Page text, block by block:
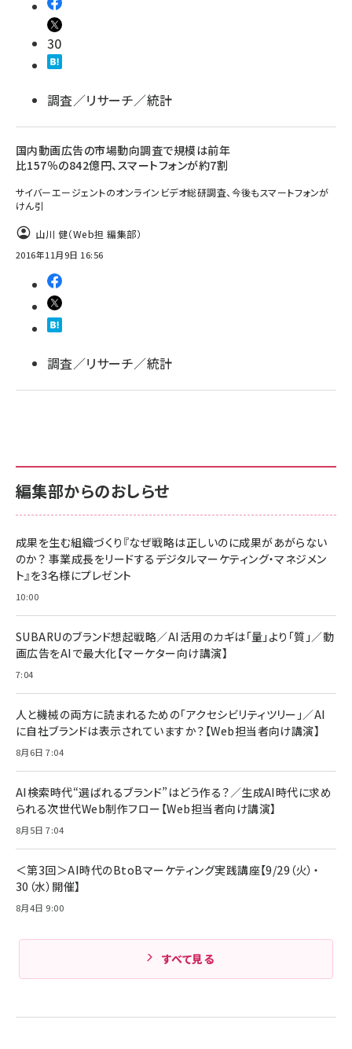
30
調査／リサーチ／統計
国内動画広告の市場動向調査で規模は前年
比157％の842億円、スマートフォンが約7割
サイバーエージェントのオンラインビデオ総研調査、今後もスマートフォンが
けん引
山川 健（Web担 編集部）
2016年11月9日 16:56
調査／リサーチ／統計
編集部からのおしらせ
成果を生む組織づくり『なぜ戦略は正しいのに成果があがらない
のか？ 事業成長をリードするデジタルマーケティング・マネジメン
ト』を3名様にプレゼント
10:00
SUBARUのブランド想起戦略／AI活用のカギは「量」より「質」／動
画広告をAIで最大化【マーケター向け講演】
7:04
人と機械の両方に読まれるための「アクセシビリティツリー」／AI
に自社ブランドは表示されていますか？【Web担当者向け講演】
8月6日 7:04
AI検索時代“選ばれるブランド”はどう作る？／生成AI時代に求め
られる次世代Web制作フロー【Web担当者向け講演】
8月5日 7:04
＜第3回＞AI時代のBtoBマーケティング実践講座【9/29（火）・
30（水）開催】
8月4日 9:00
すべて見る